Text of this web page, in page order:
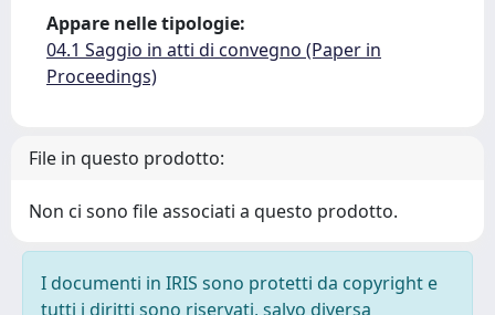
Appare nelle tipologie:
04.1 Saggio in atti di convegno (Paper in
Proceedings)
File in questo prodotto:
Non ci sono file associati a questo prodotto.
I documenti in IRIS sono protetti da copyright e
tutti i diritti sono riservati, salvo diversa